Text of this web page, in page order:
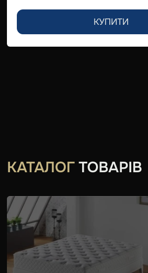
КУПИТИ
КАТАЛОГ ТОВАРІВ